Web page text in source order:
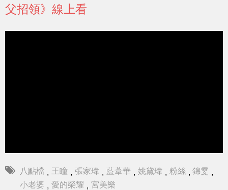
父招領》線上看
八點檔 , 王瞳 , 張家瑋 , 藍葦華 , 姚黛瑋 , 粉絲 , 錦雯 ,
小老婆 , 愛的榮耀 , 宮美樂